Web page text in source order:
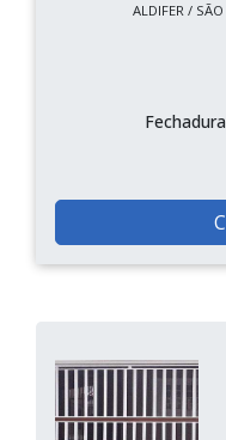
ALDIFER /